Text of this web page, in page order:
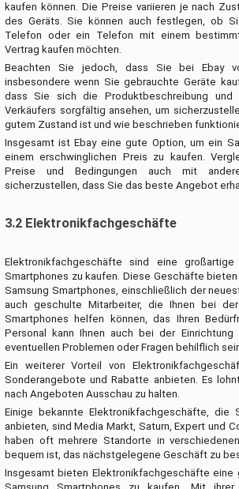
kaufen können. Die Preise variieren je nach
des Geräts. Sie können auch festlegen, ob
Telefon oder ein Telefon mit einem
Vertrag kaufen möchten.
Beachten Sie jedoch, dass Sie bei Ebay
insbesondere wenn Sie gebrauchte Geräte
dass Sie sich die Produktbeschreibung und
Verkäufers sorgfältig ansehen, um
gutem Zustand ist und wie beschrieben
Insgesamt ist Ebay eine gute Option, um ein
einem erschwinglichen Preis zu kaufen.
Preise und Bedingungen auch mit
sicherzustellen, dass Sie das beste Angebot
3.2 Elektronikfachgeschäfte
Elektronikfachgeschäfte sind eine
Smartphones zu kaufen. Diese Geschäfte
Samsung Smartphones, einschließlich der
auch geschulte Mitarbeiter, die Ihnen bei
Smartphones helfen können, das Ihren
Personal kann Ihnen auch bei der
eventuellen Problemen oder Fragen behilflich
Ein weiterer Vorteil von
Sonderangebote und Rabatte anbieten. Es
nach Angeboten Ausschau zu halten.
Einige bekannte Elektronikfachgeschäfte, die
anbieten, sind Media Markt, Saturn, Expert und
haben oft mehrere Standorte in
bequem ist, das nächstgelegene Geschäft zu
Insgesamt bieten Elektronikfachgeschäfte eine